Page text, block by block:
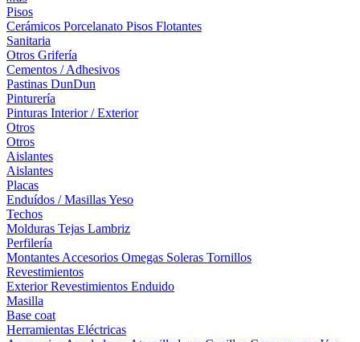
Pisos
Cerámicos Porcelanato Pisos Flotantes
Sanitaria
Otros Grifería
Cementos / Adhesivos
Pastinas DunDun
Pinturería
Pinturas Interior / Exterior
Otros
Otros
Aislantes
Aislantes
Placas
Enduídos / MasillasYeso
Techos
Molduras Tejas Lambriz
Perfilería
Montantes Accesorios Omegas Soleras Tornillos
Revestimientos
ExteriorRevestimientos Enduido
Masilla
Base coat
Herramientas Eléctricas